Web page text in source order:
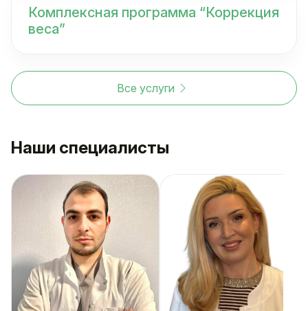
Комплексная программа “Коррекция
веса”
Все услуги
Наши специалисты